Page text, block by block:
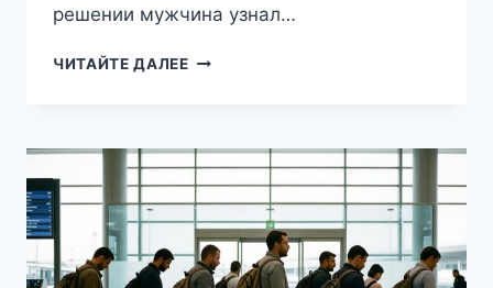
решении мужчина узнал…
ЧИТАЙТЕ ДАЛЕЕ«КАК
НА
РОССИЯНКЕ
СПАСЛА
МИГРАНТА
С